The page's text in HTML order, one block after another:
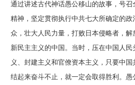
通过讲述古代神话愚公移山的故事，号
精神，坚定贯彻执行中共七大所确定的
众，壮大人民力量，打败日本侵略者，解
新民主主义的中国。当时，压在中国人
义、封建主义和官僚资本主义，只要中国
结起来奋斗不止，就一定会取得胜利。